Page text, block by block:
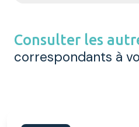
Consulter les
correspondants à